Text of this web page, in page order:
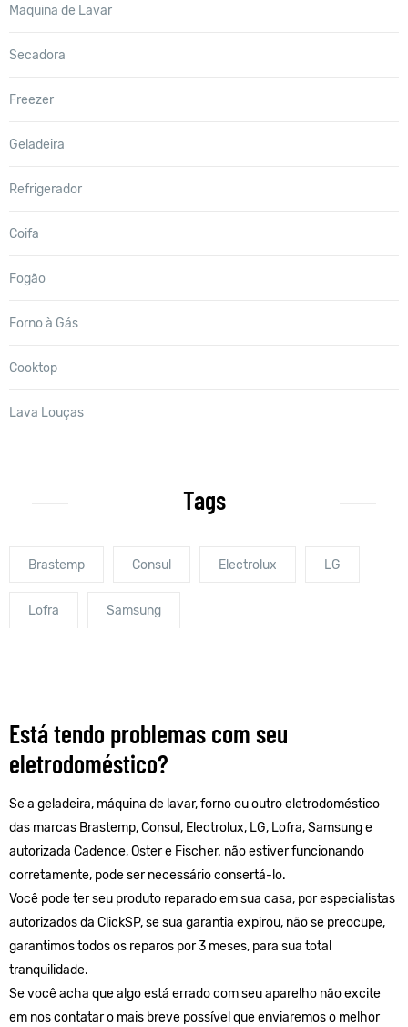
Maquina de Lavar
Secadora
Freezer
Geladeira
Refrigerador
Coifa
Fogão
Forno à Gás
Cooktop
Lava Louças
Tags
Brastemp Consul Electrolux LG
Lofra Samsung
Está tendo problemas com seu
eletrodoméstico?
Se a geladeira, máquina de lavar, forno ou outro eletrodoméstico
das marcas Brastemp, Consul, Electrolux, LG, Lofra, Samsung e
autorizada Cadence, Oster e Fischer. não estiver funcionando
corretamente, pode ser necessário consertá-lo.
Você pode ter seu produto reparado em sua casa, por especialistas
autorizados da ClickSP, se sua garantia expirou, não se preocupe,
garantimos todos os reparos por 3 meses, para sua total
tranquilidade.
Se você acha que algo está errado com seu aparelho não excite
em nos contatar o mais breve possível que enviaremos o melhor